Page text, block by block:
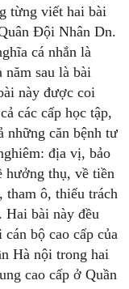
từng viết hai bài
Đội Nhân Dn.
cá nhắn là
năm sau là bài
này được coi
các cấp học tập,
những căn bệnh tư
địa vị, bảo
hưởng thụ, về tiền
tham ô, thiếu trách
Hai bài này đều
bộ cao cấp của
Hà nội trong hai
cao cấp ở Quần